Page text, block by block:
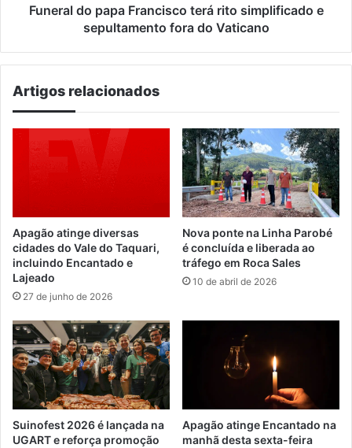
foraFuneral do papa Francisco terá rito simplificado e
sepultamento fora do Vaticano
Artigos relacionados
Apagão atinge diversas
cidades do Vale do Taquari,
incluindo Encantado e
Lajeado
27 de junho de 2026
Nova ponte na Linha Parobé
é concluída e liberada ao
tráfego em Roca Sales
10 de abril de 2026
Suinofest 2026 é lançada na
UGART e reforça promoção
Apagão atinge Encantado na
manhã desta sexta-feira